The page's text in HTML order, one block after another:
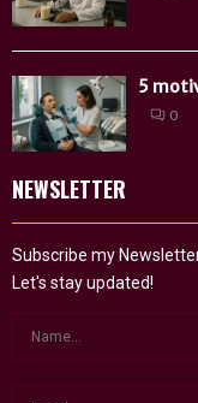
5
0
NEWSLETTER
Subscribe my
Let's stay updated!